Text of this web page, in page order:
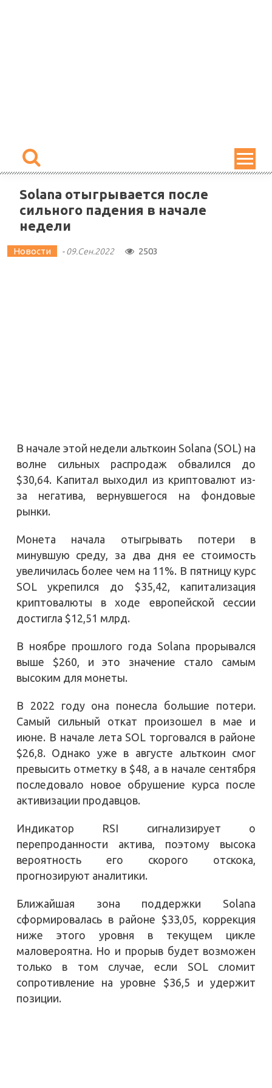
Solana отыгрывается после
сильного падения в начале
недели
Новости -09.Сен.2022 2503
В начале этой недели альткоин Solana (SOL) на
волне сильных распродаж обвалился до
$30,64. Капитал выходил из криптовалют из-
за негатива, вернувшегося на фондовые
рынки.
Монета начала отыгрывать потери в
минувшую среду, за два дня ее стоимость
увеличилась более чем на 11%. В пятницу курс
SOL укрепился до $35,42, капитализация
криптовалюты в ходе европейской сессии
достигла $12,51 млрд.
В ноябре прошлого года Solana прорывался
выше $260, и это значение стало самым
высоким для монеты.
В 2022 году она понесла большие потери.
Самый сильный откат произошел в мае и
июне. В начале лета SOL торговался в районе
$26,8. Однако уже в августе альткоин смог
превысить отметку в $48, а в начале сентября
последовало новое обрушение курса после
активизации продавцов.
Индикатор RSI сигнализирует о
перепроданности актива, поэтому высока
вероятность его скорого отскока,
прогнозируют аналитики.
Ближайшая зона поддержки Solana
сформировалась в районе $33,05, коррекция
ниже этого уровня в текущем цикле
маловероятна. Но и прорыв будет возможен
только в том случае, если SOL сломит
сопротивление на уровне $36,5 и удержит
позиции.